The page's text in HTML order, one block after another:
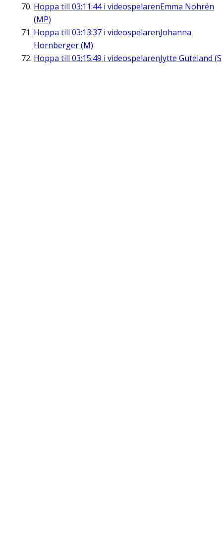
Hoppa till 03:11:44i videospelarenEmma Nohrén
(MP)
Hoppa till 03:13:37 i videospelarenJohanna
Hornberger (M)
Hoppa till 03:15:49 i videospelarenJytte Guteland